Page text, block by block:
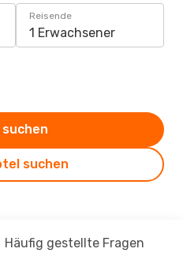
Reisende
1 Erwachsener
suchen
suchen
Häufig gestellte Fragen